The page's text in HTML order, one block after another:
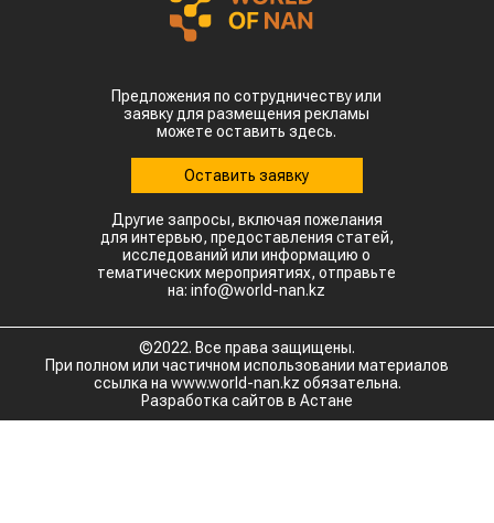
Предложения по сотрудничеству или
заявку для размещения рекламы
можете оставить здесь.
Оставить заявку
Другие запросы, включая пожелания
для интервью, предоставления статей,
исследований или информацию о
тематических мероприятиях, отправьте
на: info@world-nan.kz
©2022. Все права защищены.
При полном или частичном использовании материалов
ссылка на www.world-nan.kz обязательна.
Разработка сайтов в Астане